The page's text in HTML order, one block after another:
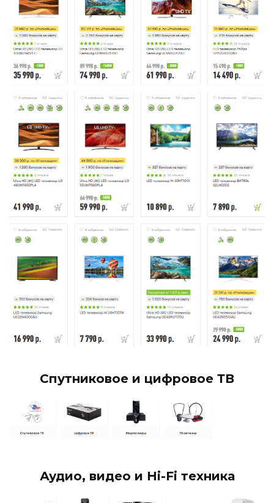
Спутниковое и цифровое ТВ
Аудио, видео и Hi-Fi техника